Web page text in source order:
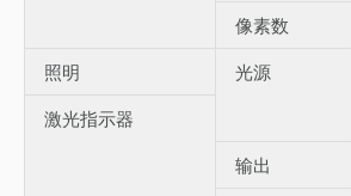
像素数
照明
光源
激光指示器
输出